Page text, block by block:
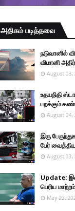
அதிகம் படித்தவை
நடுவானில்
விமானி
August 03,
உதயநிதி
பறக்கும்
August 04,
இரு
பேர்
August 03,
Update:
பெரிய
May 22,